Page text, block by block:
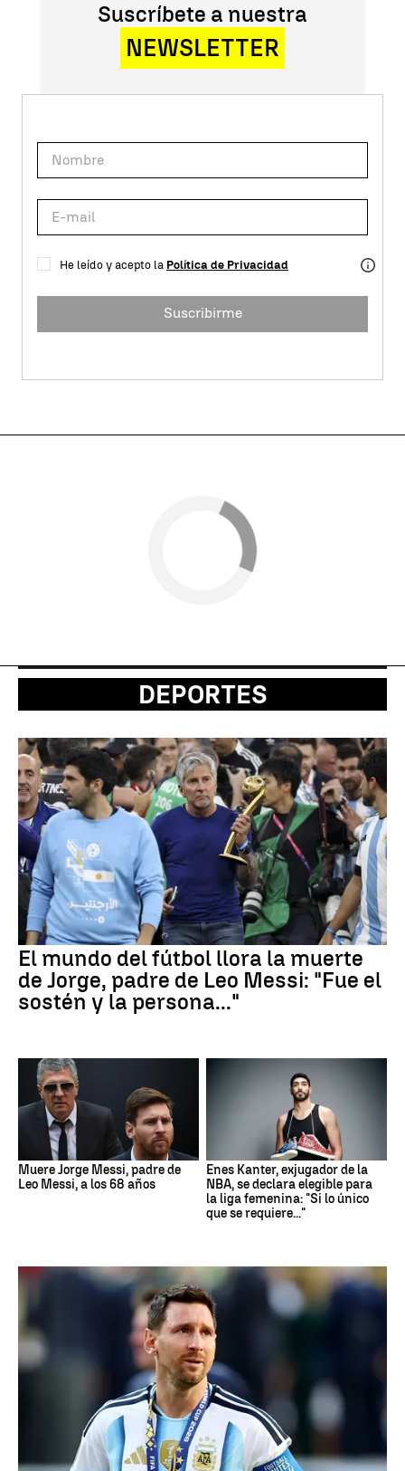
Suscríbete a nuestra
NEWSLETTER
He leído y acepto la Política de Privacidad
Suscribirme
DEPORTES
El mundo del fútbol llora la muerte
de Jorge, padre de Leo Messi: "Fue el
sostén y la persona..."
Muere Jorge Messi, padre de
Leo Messi, a los 68 años
Enes Kanter, exjugador de la
NBA, se declara elegible para
la liga femenina: "Si lo único
que se requiere..."
Mundial 2026